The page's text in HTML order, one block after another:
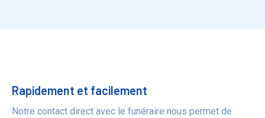
Bénéfices
Rapidement et facilement
Notre contact direct avec le funéraire nous permet de